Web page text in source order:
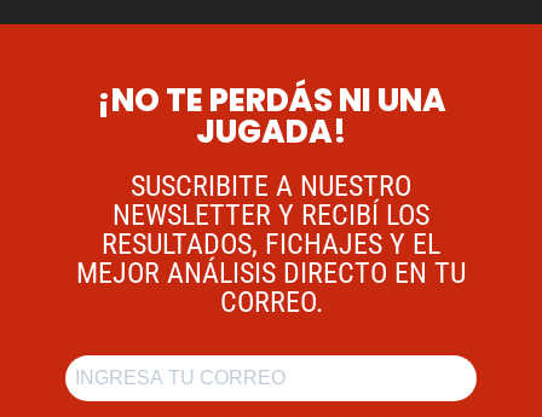
¡NO TE PERDÁS NI UNA
JUGADA!
SUSCRIBITE A NUESTRO
NEWSLETTER Y RECIBÍ LOS
RESULTADOS, FICHAJES Y EL
MEJOR ANÁLISIS DIRECTO EN TU
CORREO.